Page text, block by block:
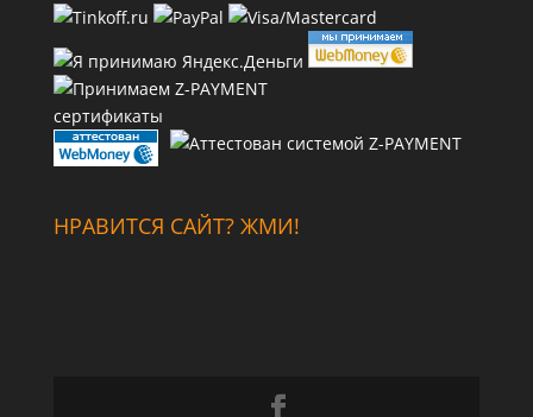
сертификаты
НРАВИТСЯ САЙТ? ЖМИ!